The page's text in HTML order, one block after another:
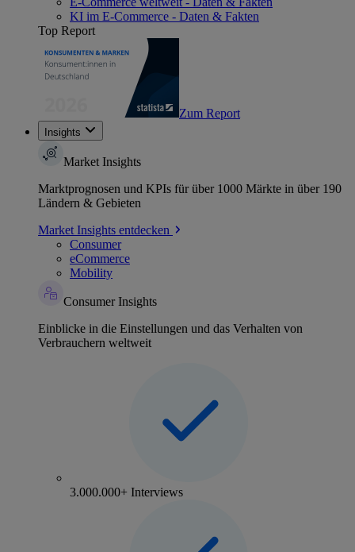
KI im E-Commerce - Daten & Fakten
Top Report
Zum Report
Insights
Market Insights
Marktprognosen und KPIs für über 1000 Märkte in über 190
Ländern & Gebieten
Market Insights entdecken
Consumer
eCommerce
Mobility
Consumer Insights
Einblicke in die Einstellungen und das Verhalten von
Verbrauchern weltweit
3.000.000+ Interviews